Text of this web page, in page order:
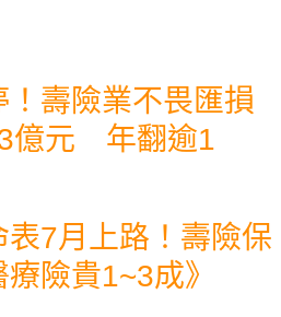
壽險業不畏匯損
億元 年翻逾1
7月上路！壽險保
險貴1~3成》